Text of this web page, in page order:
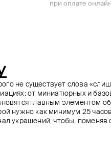
при оплате онлайн
при оплате онлайн
не существует слова
от миниатюрных и
главным элементом
нужно как минимум 25
украшений, чтобы, поменяв